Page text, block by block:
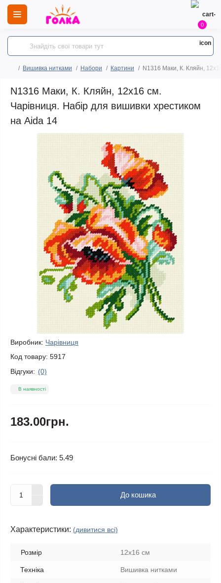
0
Вишивка нитками Набори Картини N1316 Маки, К. Кляйн,
N1316 Маки, К. Кляйн, 12х16 см.
Чарівниця. Набір для вишивки хрестиком
на Aida 14
Виробник: Чарівниця
Код товару: 5917
Відгуки: (0)
В наявності
183.00грн.
Бонусні бали: 5.49
До кошика
Характеристики: (дивитися всі)
Розмір 12х16 см
Техніка Вишивка нитками